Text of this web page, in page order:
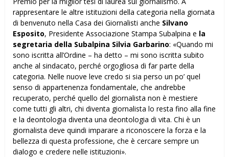
rappresentare le altre istituzioni della categoria nella giornata
di benvenuto nella Casa dei Giornalisti anche Silvano
Esposito, Presidente Associazione Stampa Subalpina e la
segretaria della Subalpina Silvia Garbarino: «Quando mi
sono iscritta all’Ordine – ha detto – mi sono iscritta subito
anche al sindacato, perché orgogliosa di far parte della
categoria. Nelle nuove leve credo si sia perso un po’ quel
senso di appartenenza fondamentale, che andrebbe
recuperato, perché quello del giornalista non è mestiere
come tutti gli altri, chi diventa giornalista lo resta fino alla fine
e la deontologia diventa una deontologia di vita. Chi è un
giornalista deve quindi imparare a riconoscere la forza e la
bellezza di questa professione, che è cercare sempre un
dialogo e credere nelle istituzioni».